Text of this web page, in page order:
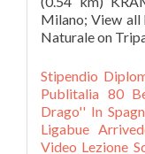
Stipendio
Publitalia 80
Drago'' In
Ligabue
Video Lezione